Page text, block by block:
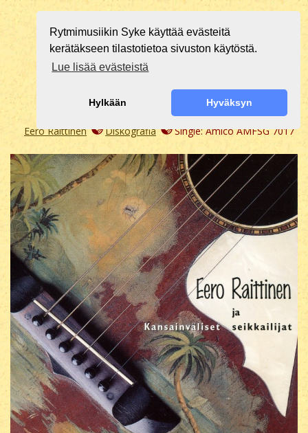
Rytmimusiikin Syke käyttää evästeitä
kerätäkseen tilastotietoa sivuston käytöstä.
Lue lisää evästeistä
Hylkään Hyväksyn
Eero Raittinen Diskografia Single: Amico AMFSG 7017